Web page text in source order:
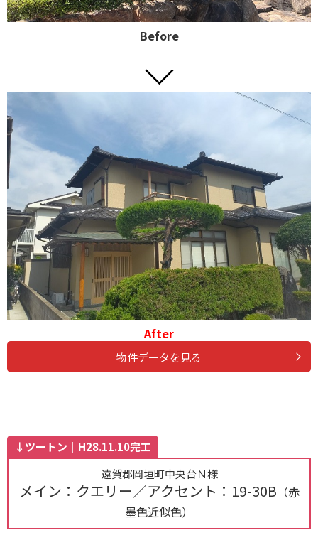
Before
After
物件データを見る
↓ツートン｜H28.11.10完工
遠賀郡岡垣町中央台Ｎ様
メイン：クエリー／アクセント：19-30B （赤
墨色近似色）